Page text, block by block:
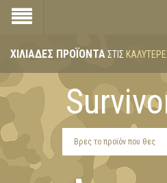
ΧΙΛΙΆΔΕΣ ΠΡΟΪΌΝΤΑΣΤΙΣ